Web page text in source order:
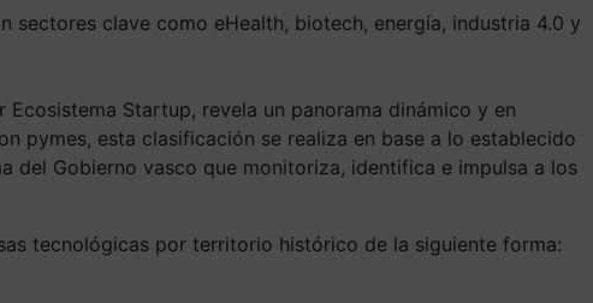
clave como eHealth, biotech, energía, industria 4.0 y
Startup, revela un panorama dinámico y en
pymes, esta clasificación se realiza en base a lo establecido
del Gobierno vasco que monitoriza, identifica e impulsa a los
tecnológicas por territorio histórico de la siguiente forma: